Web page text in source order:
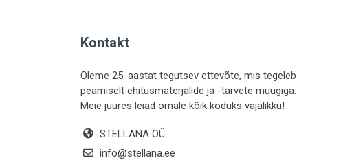
LIISTUD (183)
KIVID (31)
KATTED (132)
MAALRITARBED (1025)
Kontakt
Oleme 25. aastat tegutsev ettevõte, mis tegeleb
peamiselt ehitusmaterjalide ja -tarvete müügiga.
Meie juures leiad omale kõik koduks vajalikku!
STELLANA OÜ
info@stellana.ee